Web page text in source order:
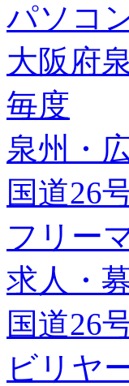
パソコ
大阪府
毎度
泉州・
国道26
フリー
求人・
国道26
ビリヤ